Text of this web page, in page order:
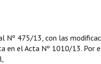
Nº 475/13, con las
en el Acta Nº 1010/13. Por